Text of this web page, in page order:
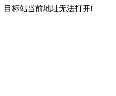
目标站当前地址无法打开!